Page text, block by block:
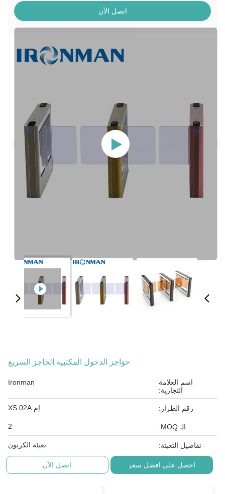
اتصل الآن
حواجز الدخول المكتبية الحاجز السريع
اسم العلامة
التجارية:
Ironman
رقم الطراز: إم.XS.02A
الـ MOQ: 2
تفاصيل التعبئة: تعبئة الكرتون
احصل على افضل سعر اتصل الآن